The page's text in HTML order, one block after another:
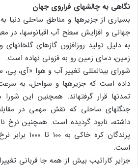
نگاهی به چالش‏های فراروی جهان
بسیاری از جزیره‏ها و مناطق ساحلی دنیا
جهانی و افزایش سطح آب اقیانوس‏ها، در
به دلیل تولید روزافزون گازهای
زمین، دمای زمین رو به فزونی نهاده است.
داده است که جزیره‏ها و سواحل، به
تمدن‏ها قرار گرفته‏اند. همچنین این
جنگل‏های ساحلی که نقش مهمی در
داشته، نابود گردیده است. همچنین نرخ
پرندگان کره
است.
جزایر کارائیب بیش از همه جا قربانی